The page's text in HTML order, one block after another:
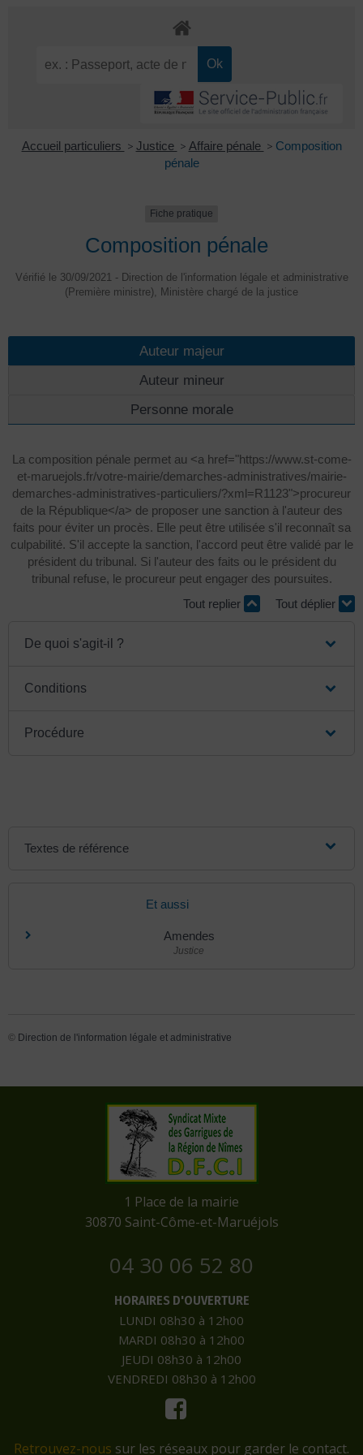
Accueil particuliers > Justice > Affaire pénale > Composition
pénale
Fiche pratique
Composition pénale
Vérifié le 30/09/2021 - Direction de l'information légale et administrative
(Première ministre), Ministère chargé de la justice
Auteur majeur
Auteur mineur
Personne morale
La composition pénale permet au <a href="https://www.st-come-
et-maruejols.fr/votre-mairie/demarches-administratives/mairie-
demarches-administratives-particuliers/?xml=R1123">procureur
de la République</a> de proposer une sanction à l'auteur des
faits pour éviter un procès. Elle peut être utilisée s'il reconnaît sa
culpabilité. S'il accepte la sanction, l'accord peut être validé par le
président du tribunal. Si l'auteur des faits ou le président du
tribunal refuse, le procureur peut engager des poursuites.
Tout replier
Tout déplier
De quoi s'agit-il ?
Conditions
Procédure
Textes de référence
Et aussi
Amendes
Justice
© Direction de l'information légale et administrative
​1 Place de la mairie
​30870 Saint-Côme-et-Maruéjols
04 30 06 52 80
HORAIRES D'OUVERTURE
LUNDI 08h30 à 12h00
MARDI 08h30 à 12h00
JEUDI 08h30 à 12h00
VENDREDI 08h30 à 12h00
Retrouvez-nous sur les réseaux pour garder le contact.